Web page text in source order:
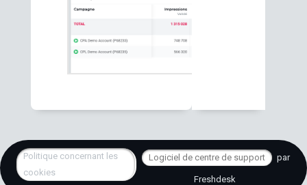
Politique concernant les
cookies
Logiciel de centre de support par
Freshdesk